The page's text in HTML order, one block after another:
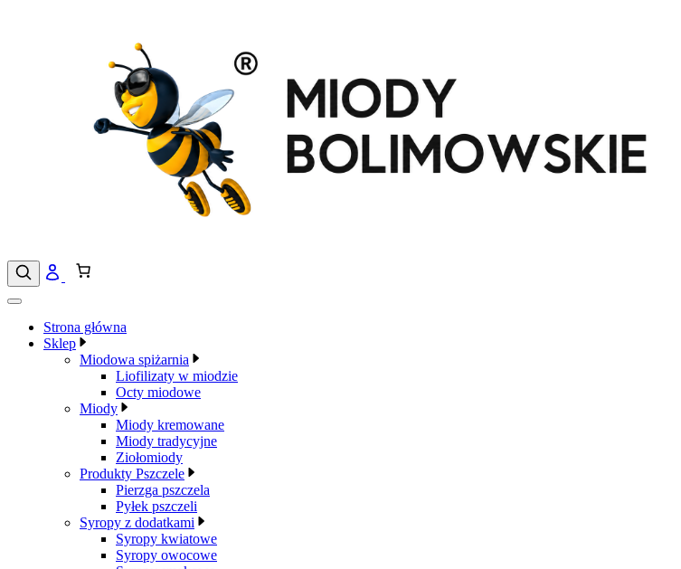
Strona główna
Sklep
Miodowa spiżarnia
Liofilizaty w miodzie
Octy miodowe
Miody
Miody kremowane
Miody tradycyjne
Ziołomiody
Produkty Pszczele
Pierzga pszczela
Pyłek pszczeli
Syropy z dodatkami
Syropy kwiatowe
Syropy owocowe